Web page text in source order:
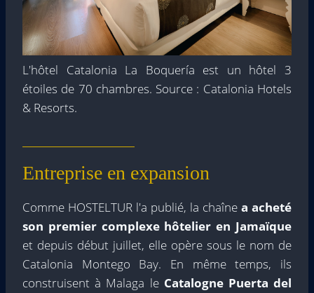
L'hôtel Catalonia La Boquería est un hôtel 3
étoiles de 70 chambres. Source : Catalonia Hotels
& Resorts.
Entreprise en expansion
Comme HOSTELTUR l'a publié, la chaîne a acheté
son premier complexe hôtelier en Jamaïque
et depuis début juillet, elle opère sous le nom de
Catalonia Montego Bay. En même temps, ils
construisent à Malaga le Catalogne Puerta del